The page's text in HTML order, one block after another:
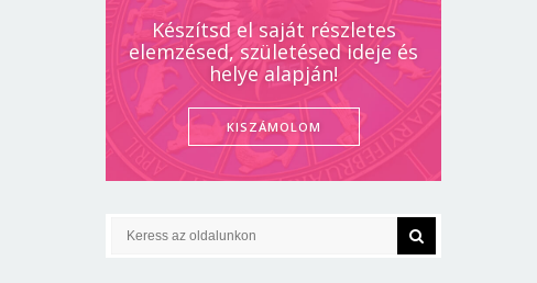
Készítsd el saját részletes
elemzésed, születésed ideje és
helye alapján!
KISZÁMOLOM